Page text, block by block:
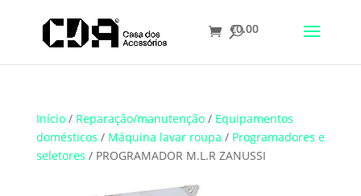
€0.00
Início/ Reparação/manutenção/ Equipamentos
domésticos / Máquina lavar roupa / Programadores e
seletores / PROGRAMADOR M.L.R ZANUSSI